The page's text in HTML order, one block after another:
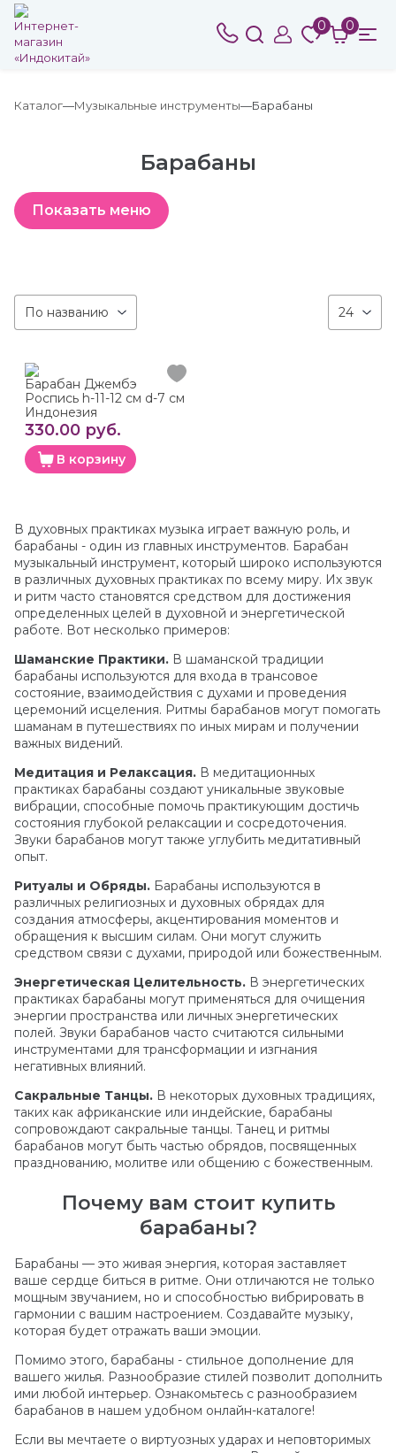
0 0
Каталог Музыкальные инструменты Барабаны
Барабаны
По названию 24
Барабан Джембэ
Роспись h-11-12 см d-7 см
Индонезия
330.00 руб.
В корзину
В духовных практиках музыка играет важную роль, и
барабаны - один из главных инструментов. Барабан
музыкальный инструмент, который широко используются
в различных духовных практиках по всему миру. Их звук
и ритм часто становятся средством для достижения
определенных целей в духовной и энергетической
работе. Вот несколько примеров:
Шаманские Практики. В шаманской традиции
барабаны используются для входа в трансовое
состояние, взаимодействия с духами и проведения
церемоний исцеления. Ритмы барабанов могут помогать
шаманам в путешествиях по иных мирам и получении
важных видений.
Медитация и Релаксация. В медитационных
практиках барабаны создают уникальные звуковые
вибрации, способные помочь практикующим достичь
состояния глубокой релаксации и сосредоточения.
Звуки барабанов могут также углубить медитативный
опыт.
Ритуалы и Обряды. Барабаны используются в
различных религиозных и духовных обрядах для
создания атмосферы, акцентирования моментов и
обращения к высшим силам. Они могут служить
средством связи с духами, природой или божественным.
Энергетическая Целительность. В энергетических
практиках барабаны могут применяться для очищения
энергии пространства или личных энергетических
полей. Звуки барабанов часто считаются сильными
инструментами для трансформации и изгнания
негативных влияний.
Сакральные Танцы. В некоторых духовных традициях,
таких как африканские или индейские, барабаны
сопровождают сакральные танцы. Танец и ритмы
барабанов могут быть частью обрядов, посвященных
празднованию, молитве или общению с божественным.
Почему вам стоит купить
барабаны?
Барабаны — это живая энергия, которая заставляет
ваше сердце биться в ритме. Они отличаются не только
мощным звучанием, но и способностью вибрировать в
гармонии с вашим настроением. Создавайте музыку,
которая будет отражать ваши эмоции.
Помимо этого, барабаны - стильное дополнение для
вашего жилья. Разнообразие стилей позволит дополнить
ими любой интерьер. Ознакомьтесь с разнообразием
барабанов в нашем удобном онлайн-каталоге!
Если вы мечтаете о виртуозных ударах и неповторимых